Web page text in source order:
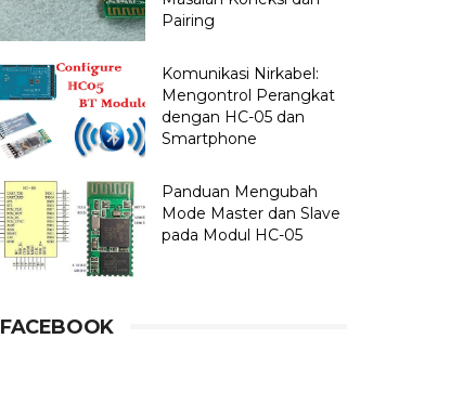
Pairing
Komunikasi Nirkabel:
Mengontrol Perangkat
dengan HC-05 dan
Smartphone
Panduan Mengubah
Mode Master dan Slave
pada Modul HC-05
FACEBOOK